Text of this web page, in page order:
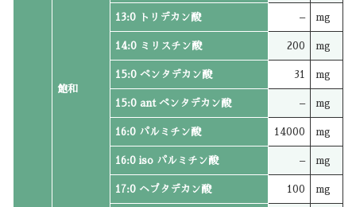
飽和
13:0 トリデカン酸 – mg
14:0 ミリスチン酸 200 mg
15:0 ペンタデカン酸 31 mg
15:0 ant ペンタデカン酸 – mg
16:0 パルミチン酸 14000 mg
16:0 iso パルミチン酸 – mg
17:0 ヘプタデカン酸 100 mg